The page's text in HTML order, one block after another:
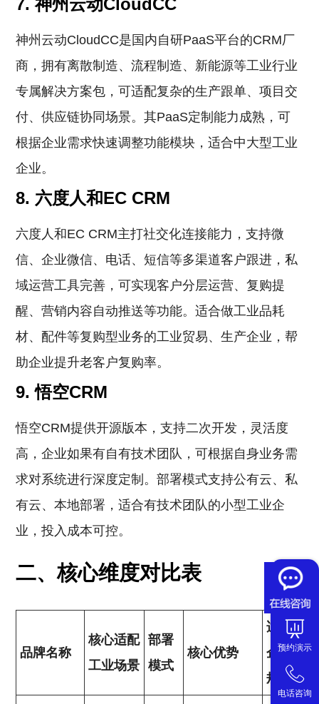
预约演示
电话咨询
7. 神州云动CloudCC
神州云动CloudCC是国内自研PaaS平台的CRM厂
商，拥有离散制造、流程制造、新能源等工业行业
专属解决方案包，可适配复杂的生产跟单、项目交
付、供应链协同场景。其PaaS定制能力成熟，可
根据企业需求快速调整功能模块，适合中大型工业
企业。
8. 六度人和EC CRM
六度人和EC CRM主打社交化连接能力，支持微
信、企业微信、电话、短信等多渠道客户跟进，私
域运营工具完善，可实现客户分层运营、复购提
醒、营销内容自动推送等功能。适合做工业品耗
材、配件等复购型业务的工业贸易、生产企业，帮
助企业提升老客户复购率。
9. 悟空CRM
悟空CRM提供开源版本，支持二次开发，灵活度
高，企业如果有自有技术团队，可根据自身业务需
求对系统进行深度定制。部署模式支持公有云、私
有云、本地部署，适合有技术团队的小型工业企
业，投入成本可控。
二、核心维度对比表
品牌名称
核心适配
工业场景
部署
模式
核心优势
适配
企业
规模